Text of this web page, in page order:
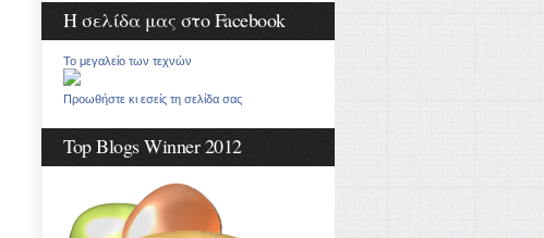
Η σελίδα μας στο Facebook
Το μεγαλείο των τεχνών
Προωθήστε κι εσείς τη σελίδα σας
Top Blogs Winner 2012